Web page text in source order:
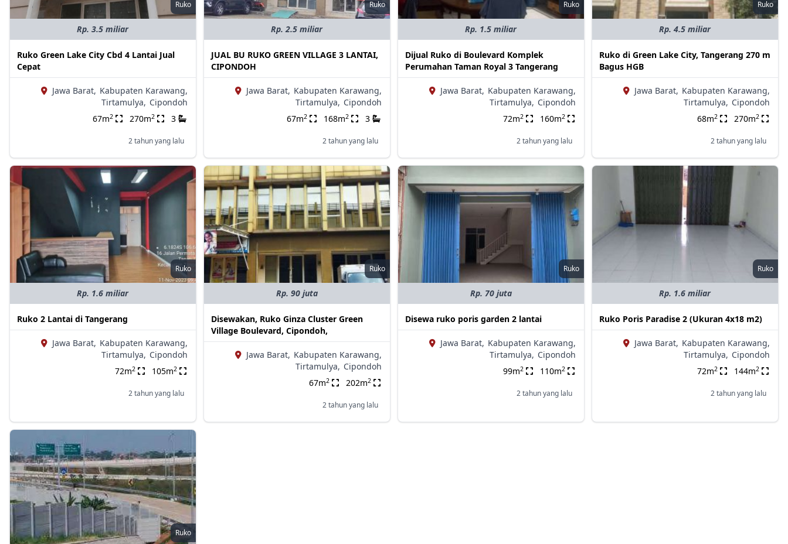
Ruko
Rp. 3.5 miliar
Ruko Green Lake City Cbd 4 Lantai Jual
Cepat
Jawa Barat, Kabupaten Karawang,
Tirtamulya, Cipondoh
67m2 270m2 3
2 tahun yang lalu
Ruko
Rp. 2.5 miliar
JUAL BU RUKO GREEN VILLAGE 3 LANTAI,
CIPONDOH
Jawa Barat, Kabupaten Karawang,
Tirtamulya, Cipondoh
67m2 168m2 3
2 tahun yang lalu
Ruko
Rp. 1.5 miliar
Dijual Ruko di Boulevard Komplek
Perumahan Taman Royal 3 Tangerang
Jawa Barat, Kabupaten Karawang,
Tirtamulya, Cipondoh
72m2 160m2
2 tahun yang lalu
Ruko
Rp. 4.5 miliar
Ruko di Green Lake City, Tangerang 270 m
Bagus HGB
Jawa Barat, Kabupaten Karawang,
Tirtamulya, Cipondoh
68m2 270m2
2 tahun yang lalu
Ruko
Rp. 1.6 miliar
Ruko 2 Lantai di Tangerang
Jawa Barat, Kabupaten Karawang,
Tirtamulya, Cipondoh
72m2 105m2
2 tahun yang lalu
Ruko
Rp. 90 juta
Disewakan, Ruko Ginza Cluster Green
Village Boulevard, Cipondoh,
Jawa Barat, Kabupaten Karawang,
Tirtamulya, Cipondoh
67m2 202m2
2 tahun yang lalu
Ruko
Rp. 70 juta
Disewa ruko poris garden 2 lantai
Jawa Barat, Kabupaten Karawang,
Tirtamulya, Cipondoh
99m2 110m2
2 tahun yang lalu
Ruko
Rp. 1.6 miliar
Ruko Poris Paradise 2 (Ukuran 4x18 m2)
Jawa Barat, Kabupaten Karawang,
Tirtamulya, Cipondoh
72m2 144m2
2 tahun yang lalu
Ruko